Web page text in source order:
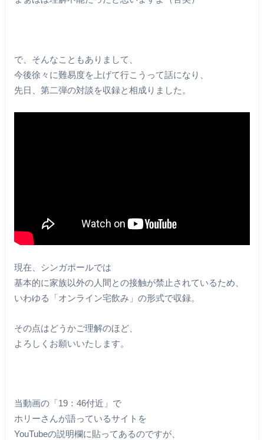
で、そんなこともありまして、
今後徐々に難易度を上げて行こうって話になり、
先日、第二弾の対談を収録と相成りました。
現在、シンガポールでは
基本的に家族以外の人間との接触が禁止されているため、
いわゆる「オンライン宅飲み」の形式で収録。
その点はどうかご理解のほど、
よろしくお願いいたします。
当動画の「19：46付近」で
ホリーさんが語っているサイトを
YouTubeの説明欄に貼ってあるのですが、